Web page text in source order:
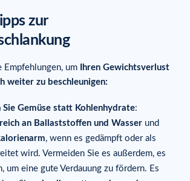
zur
Empfehlungen, um
Ihren Gewichtsverlust
weiter zu beschleunigen:
Sie Gemüse statt Kohlenhydrate:
reich an Ballaststoffen und Wasser und
, wenn es gedämpft oder als
wird. Vermeiden Sie es außerdem, es
um eine gute Verdauung zu fördern. Es